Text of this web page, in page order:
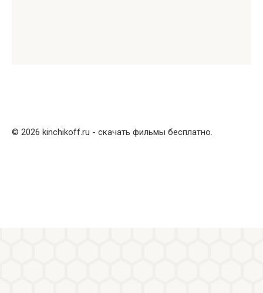
© 2026 kinchikoff.ru - скачать фильмы бесплатно.